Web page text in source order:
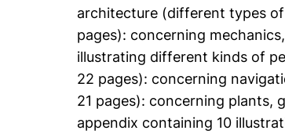
architecture (different types
pages): concerning
illustrating different kinds of
22 pages): concerning
21 pages): concerning plants,
appendix containing 10